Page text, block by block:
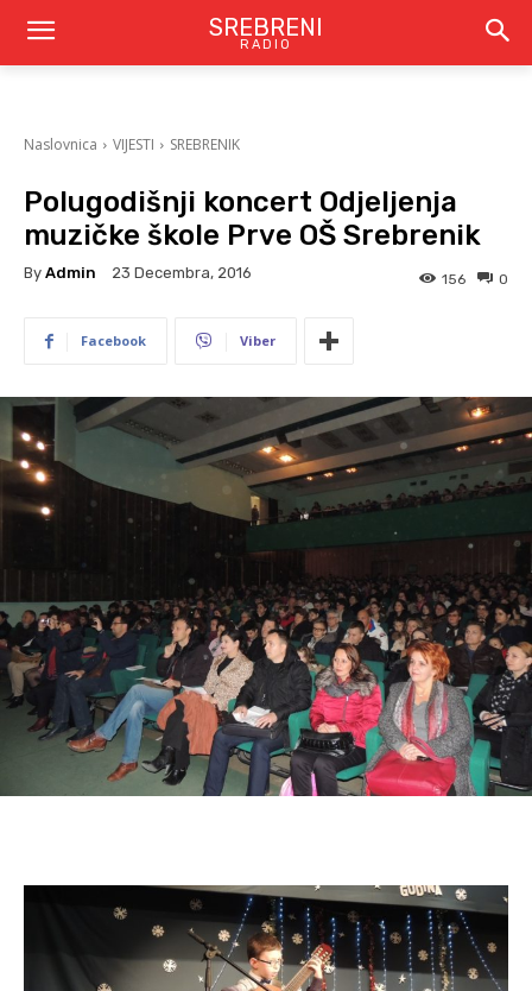
SREBRENI
RADIO
Naslovnica VIJESTI SREBRENIK
Polugodišnji koncert Odjeljenja
muzičke škole Prve OŠ Srebrenik
By Admin 23 Decembra, 2016 0
156
Facebook Viber